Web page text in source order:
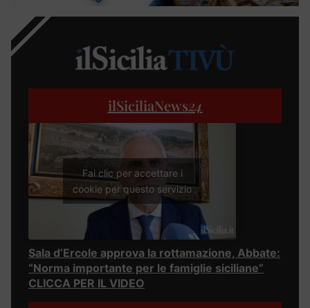
ilSiciliaNews24
Fai clic per accettare i
cookie per questo servizio
Sala d’Ercole approva la rottamazione, Abbate:
“Norma importante per le famiglie siciliane”
CLICCA PER IL VIDEO